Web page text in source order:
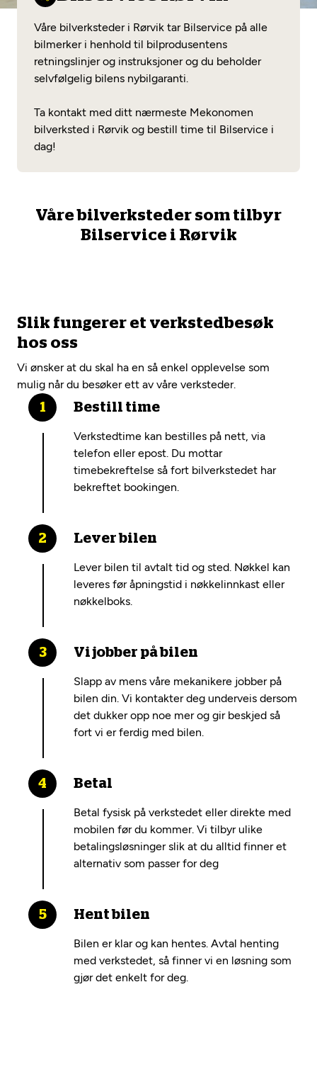
Se alle (52) tjenester her
Mekonomen Bilkonto
Mekonomen Fleet
Fritt verkstedvalg
Lønnsomt valg
Mobilitetsgaranti
Våre bilverksteder i Rørvik tar Bilservice på alle
bilmerker i henhold til bilprodusentens
retningslinjer og instruksjoner og du beholder
selvfølgelig bilens nybilgaranti.
Ta kontakt med ditt nærmeste Mekonomen
bilverksted i Rørvik og bestill time til Bilservice i
dag!
Våre bilverksteder som tilbyr
Bilservice i Rørvik
Slik fungerer et verkstedbesøk
hos oss
Vi ønsker at du skal ha en så enkel opplevelse som
mulig når du besøker ett av våre verksteder.
Bestill time
Verkstedtime kan bestilles på nett, via
telefon eller epost. Du mottar
timebekreftelse så fort bilverkstedet har
bekreftet bookingen.
Lever bilen
Lever bilen til avtalt tid og sted. Nøkkel kan
leveres før åpningstid i nøkkelinnkast eller
nøkkelboks.
Vi jobber på bilen
Slapp av mens våre mekanikere jobber på
bilen din. Vi kontakter deg underveis dersom
det dukker opp noe mer og gir beskjed så
fort vi er ferdig med bilen.
Betal
Betal fysisk på verkstedet eller direkte med
mobilen før du kommer. Vi tilbyr ulike
betalingsløsninger slik at du alltid finner et
alternativ som passer for deg
Hent bilen
Bilen er klar og kan hentes. Avtal henting
med verkstedet, så finner vi en løsning som
gjør det enkelt for deg.